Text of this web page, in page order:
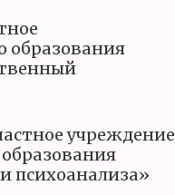
образования
учреждение
психоанализа»